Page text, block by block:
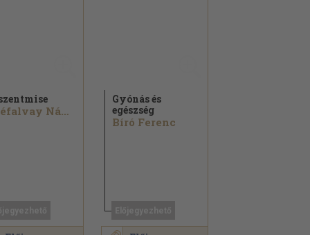
Cséfalvay Nándor
Gyónás és
egészség
Bíró Ferenc